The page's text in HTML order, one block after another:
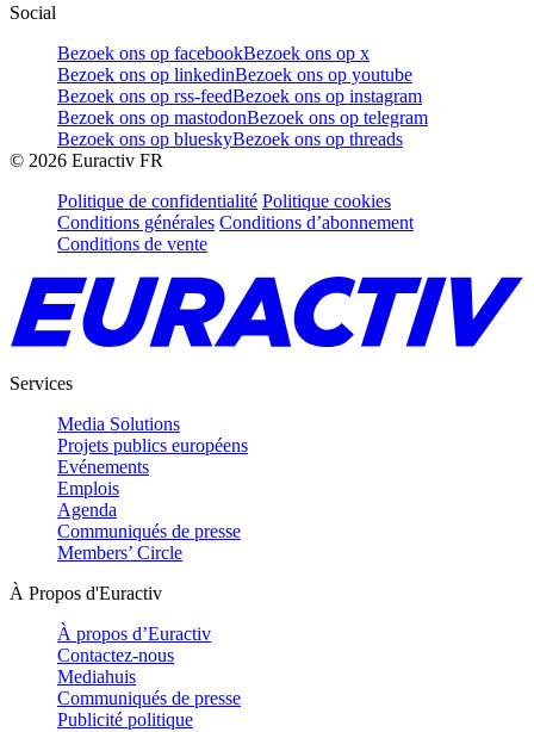
Social
Bezoek ons op facebookBezoek ons op x
Bezoek ons op linkedinBezoek ons op youtube
Bezoek ons op rss-feedBezoek ons op instagram
Bezoek ons op mastodonBezoek ons op telegram
Bezoek ons op blueskyBezoek ons op threads
© 2026 Euractiv FR
Politique de confidentialité Politique cookies
Conditions générales Conditions d’abonnement
Conditions de vente
Services
Media Solutions
Projets publics européens
Evénements
Emplois
Agenda
Communiqués de presse
Members’ Circle
À Propos d'Euractiv
À propos d’Euractiv
Contactez-nous
Mediahuis
Communiqués de presse
Publicité politique